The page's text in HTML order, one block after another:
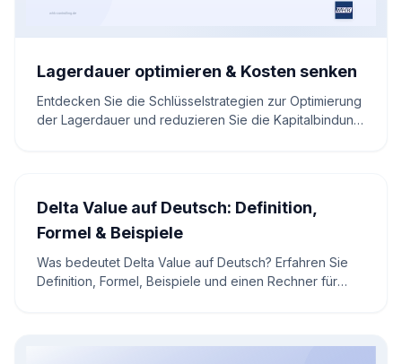
Lagerdauer optimieren & Kosten senken
Entdecken Sie die Schlüsselstrategien zur Optimierung
der Lagerdauer und reduzieren Sie die Kapitalbindung.
Delta Value auf Deutsch: Definition,
Formel & Beispiele
Was bedeutet Delta Value auf Deutsch? Erfahren Sie
Definition, Formel, Beispiele und einen Rechner für